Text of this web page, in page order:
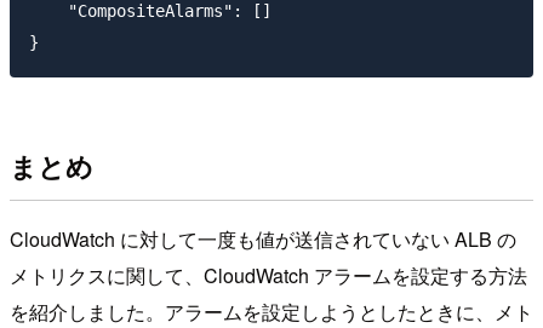
    "CompositeAlarms": []
まとめ
CloudWatch に対して一度も値が送信されていない ALB の
メトリクスに関して、CloudWatch アラームを設定する方法
を紹介しました。アラームを設定しようとしたときに、メト